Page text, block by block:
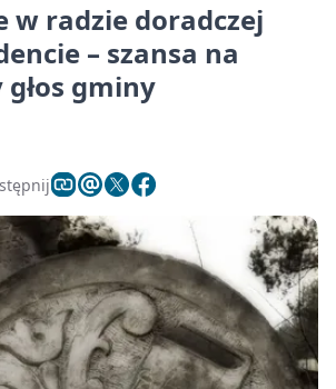
w radzie doradczej
– szansa na
gminy